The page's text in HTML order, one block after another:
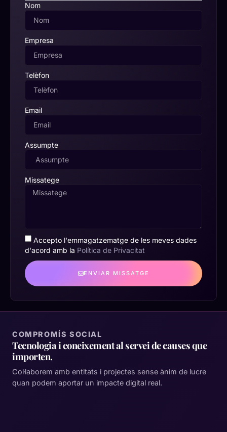
Nom
Empresa
Telèfon
Email
Assumpte
Missatege
Accepto l'emmagatzematge de les meves dades
d'acord amb la Política de Privacitat
ENVIAR MISSATGE
COMPROMÍS SOCIAL
Tecnologia i coneixement al servei de causes que
importen.
Col·laborem amb entitats i projectes sense ànim de lucre
quan podem aportar un impacte digital real.